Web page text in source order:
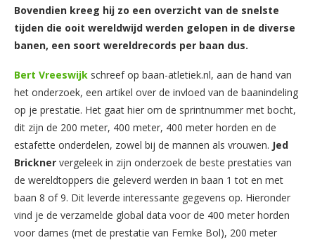
Bovendien kreeg hij zo een overzicht van de snelste
tijden die ooit wereldwijd werden gelopen in de diverse
banen, een soort wereldrecords per baan dus.
Bert Vreeswijk schreef op baan-atletiek.nl, aan de hand van
het onderzoek, een artikel over de invloed van de baanindeling
op je prestatie. Het gaat hier om de sprintnummer met bocht,
dit zijn de 200 meter, 400 meter, 400 meter horden en de
estafette onderdelen, zowel bij de mannen als vrouwen. Jed
Brickner vergeleek in zijn onderzoek de beste prestaties van
de wereldtoppers die geleverd werden in baan 1 tot en met
baan 8 of 9. Dit leverde interessante gegevens op. Hieronder
vind je de verzamelde global data voor de 400 meter horden
voor dames (met de prestatie van Femke Bol), 200 meter